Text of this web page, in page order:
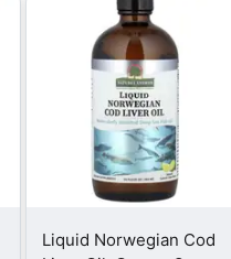
Liquid Norwegian Cod